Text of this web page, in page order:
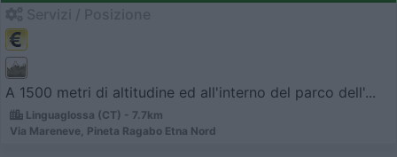
A 1500 metri di altitudine ed all'interno del parco dell'...
Linguaglossa (CT) - 7.7km
Via Mareneve, Pineta Ragabo Etna Nord